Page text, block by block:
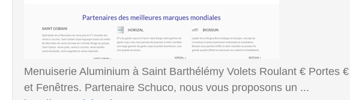
Menuiserie Aluminium à Saint Barthélémy Volets Roulant € Portes
et Fenêtres. Partenaire Schuco, nous vous proposons un ...